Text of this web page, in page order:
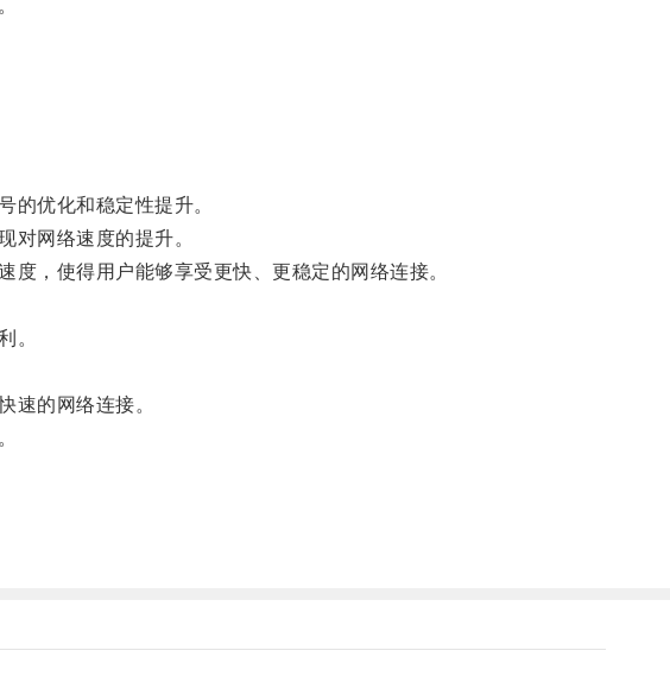
优化和稳定性提升。
网络速度的提升。
，使得用户能够享受更快、更稳定的网络连接。
。
的网络连接。